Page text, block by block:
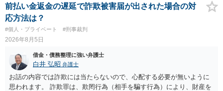
は法に触れる可能性もあります。 ＞100万を支払わず穏便に和解する
ことは可能でしょうか？ →一般的には難しいです。相談者さんも１０
０万円の被害を受けたとして、１円も払わないで和解したいと言われ
たら、 できるだけ重い刑罰を与えて欲しい、と思われるのではない
でしょうか。 ＞弁護士さんに入ってもらうことで支払額が下がること
はありますか？ そこはあり得ます、ただ、弁護士費用かけるならその
分賠償に回すことも考えられるので、 兼ね合いは考えてみましょう。
前払い金返金の遅延で詐欺被害届が出された場合の対
応方法は？
#個人・プライベート #刑事裁判
2026年8月5日
借金・債務整理に強い弁護士
白井 弘昭 弁護士
お話の内容では詐欺には当たらないので、心配する必要が無いように
思われます。 詐欺罪は、欺罔行為（相手を騙す行為）により、財産を